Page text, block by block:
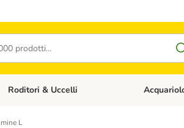
Apri Menù Categoria: Diete
Roditori & Uccelli Apri Menù
L